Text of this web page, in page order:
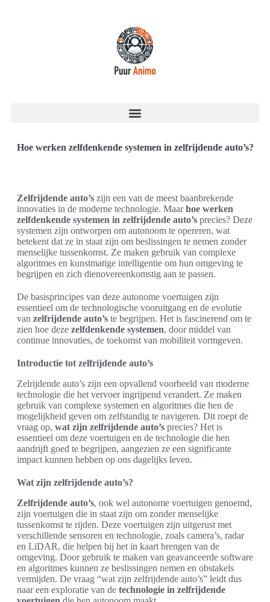
Hoe werken zelfdenkende systemen in zelfrijdende auto’s?
Zelfrijdende auto’s zijn een van de meest baanbrekende
innovaties in de moderne technologie. Maarhoe werken
zelfdenkende systemen in zelfrijdende auto’s precies? Deze
systemen zijn ontworpen om autonoom te opereren, wat
betekent dat ze in staat zijn om beslissingen te nemen zonder
menselijke tussenkomst. Ze maken gebruik van complexe
algoritmes en kunstmatige intelligentie om hun omgeving te
begrijpen en zich dienovereenkomstig aan te passen.
De basisprincipes van deze autonome voertuigen zijn
essentieel om de technologische vooruitgang en de evolutie
van zelfrijdende auto’s te begrijpen. Het is fascinerend om te
zien hoe deze zelfdenkende systemen, door middel van
continue innovaties, de toekomst van mobiliteit vormgeven.
Introductie tot zelfrijdende auto’s
Zelrijdende auto’s zijn een opvallend voorbeeld van moderne
technologie die het vervoer ingrijpend verandert. Ze maken
gebruik van complexe systemen en algoritmes die hen de
mogelijkheid geven om zelfstandig te navigeren. Dit roept de
vraag op, wat zijn zelfrijdende auto’s precies? Het is
essentieel om deze voertuigen en de technologie die hen
aandrijft goed te begrijpen, aangezien ze een significante
impact kunnen hebben op ons dagelijks leven.
Wat zijn zelfrijdende auto’s?
Zelfrijdende auto’s, ook wel autonome voertuigen genoemd,
zijn voertuigen die in staat zijn om zonder menselijke
tussenkomst te rijden. Deze voertuigen zijn uitgerust met
verschillende sensoren en technologie, zoals camera’s, radar
en LiDAR, die helpen bij het in kaart brengen van de
omgeving. Door gebruik te maken van geavanceerde software
en algoritmes kunnen ze beslissingen nemen en obstakels
vermijden. De vraag “wat zijn zelfrijdende auto’s” leidt dus
naar een exploratie van de technologie in zelfrijdende